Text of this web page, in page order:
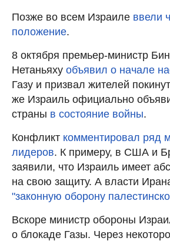
Позже во всем Израиле ввели
положение.
8 октября премьер-министр
Нетаньяху объявил о начале
Газу и призвал жителей
же Израиль официально
страны в состояние войны.
Конфликт комментировал ряд
лидеров. К примеру, в США и
заявили, что Израиль имеет
на свою защиту. А власти
"законную оборону
Вскоре министр обороны
о блокаде Газы. Через